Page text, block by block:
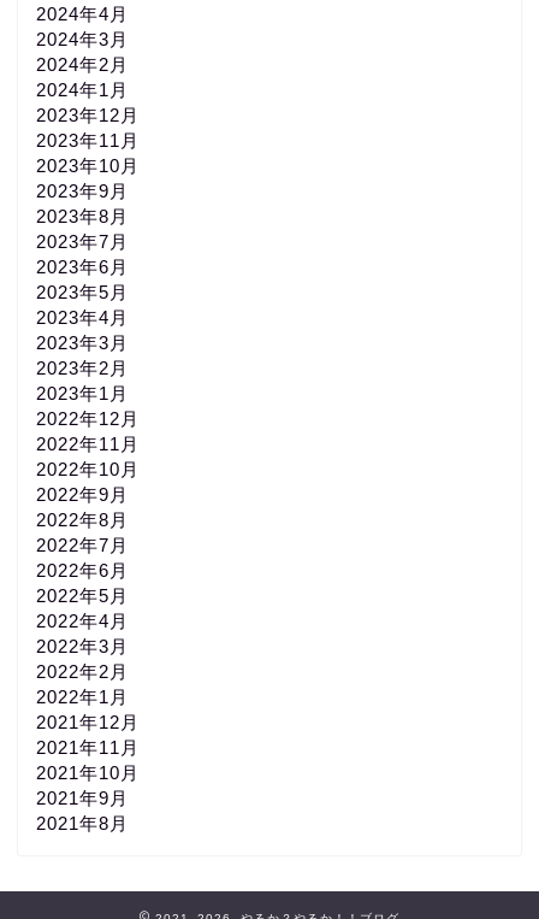
2024年4月
2024年3月
2024年2月
2024年1月
2023年12月
2023年11月
2023年10月
2023年9月
2023年8月
2023年7月
2023年6月
2023年5月
2023年4月
2023年3月
2023年2月
2023年1月
2022年12月
2022年11月
2022年10月
2022年9月
2022年8月
2022年7月
2022年6月
2022年5月
2022年4月
2022年3月
2022年2月
2022年1月
2021年12月
2021年11月
2021年10月
2021年9月
2021年8月